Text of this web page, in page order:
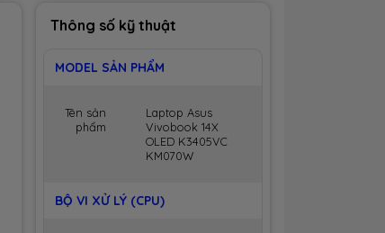
Thông số kỹ thuật
MODEL SẢN PHẨM
Tên sản
phẩm
Laptop Asus
Vivobook 14X
OLED K3405VC
KM070W
BỘ VI XỬ LÝ (CPU)